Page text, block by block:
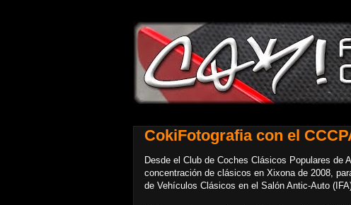
CokiFotografia con el
Desde el Club de Coches Clásicos Populares de
concentración de clásicos en Xixona de 2008,
de Vehículos Clásicos en el Salón Antic-Auto